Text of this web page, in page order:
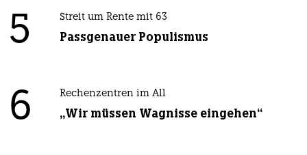
5 Streit um Rente mit 63
Passgenauer Populismus
6 Rechenzentren im All
„Wir müssen Wagnisse eingehen“